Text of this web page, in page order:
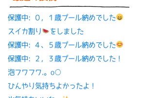
保護中: ０，１歳プール納めでした
スイカ割り
をしました
保護中: ４、５歳プール納めでした
保護中: ２，３歳プール納めでした！
泡フワフワ.。o○
ひんやり気持ちよかったよ！